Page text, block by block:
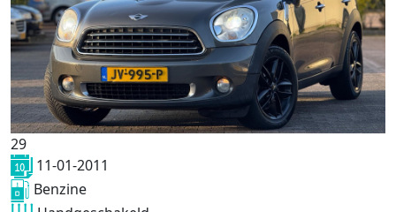
29
11-01-2011
Benzine